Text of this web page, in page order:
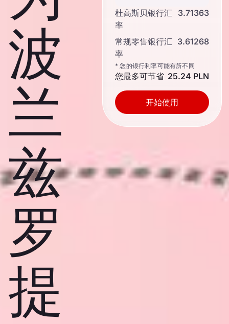
波
兰
兹
罗
提
杜高斯贝银行汇
率
3.71363
常规零售银行汇
率
3.61268
* 您的银行利率可能有所不同
您最多可节省 25.24 PLN
开始使用